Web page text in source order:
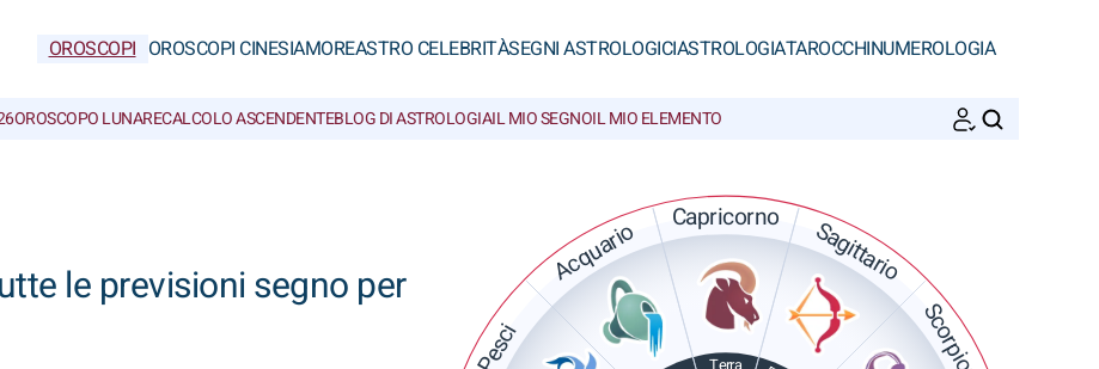
OROSCOPI OROSCOPI CINESIAMOREASTRO CELEBRITÀSEGNI ASTROLOGICIASTROLOGIATAROCCHINUMEROLOGIA
OROSCOPO LUNARECALCOLO ASCENDENTEBLOG DI ASTROLOGIAIL MIO SEGNOIL MIO ELEMENTO
le previsioni segno per
Scorpione
Sagittario
Capricorno
Acquario
Pesci